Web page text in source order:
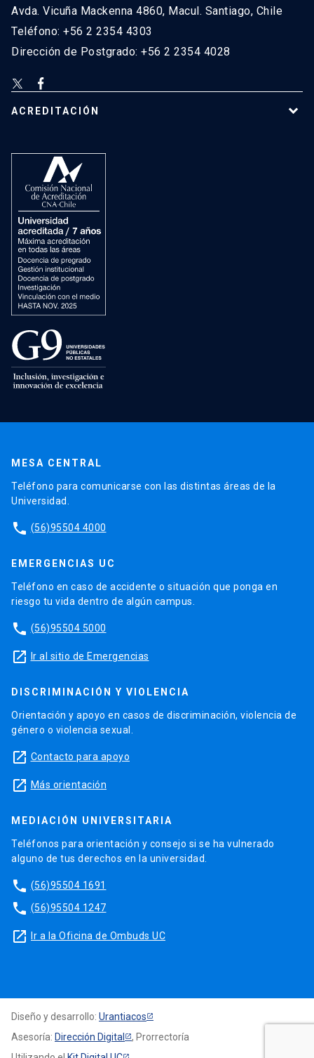
Avda. Vicuña Mackenna 4860, Macul. Santiago, Chile
Teléfono: +56 2 2354 4303
Dirección de Postgrado: +56 2 2354 4028
ACREDITACIÓN
MESA CENTRAL
Teléfono para comunicarse con las distintas áreas de la
Universidad.
phone (56)95504 4000
EMERGENCIAS UC
Teléfono en caso de accidente o situación que ponga en
riesgo tu vida dentro de algún campus.
phone (56)95504 5000
launch Ir al sitio de Emergencias
DISCRIMINACIÓN Y VIOLENCIA
Orientación y apoyo en casos de discriminación, violencia de
género o violencia sexual.
launch Contacto para apoyo
launch Más orientación
MEDIACIÓN UNIVERSITARIA
Teléfonos para orientación y consejo si se ha vulnerado
alguno de tus derechos en la universidad.
phone (56)95504 1691
phone (56)95504 1247
launch Ir a la Oficina de Ombuds UC
Diseño y desarrollo: Urantiacos
Asesoría: Dirección Digital
, Prorrectoría